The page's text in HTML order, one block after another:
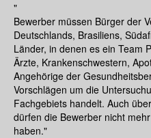
"
Bewerber müssen Bürger der
Deutschlands, Brasiliens,
Länder, in denen es ein Team
Ärzte, Krankenschwestern,
Angehörige der
Vorschlägen um die
Fachgebiets handelt. Auch
dürfen die Bewerber nicht
haben."